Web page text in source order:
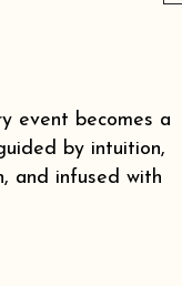
event becomes a
by intuition,
and infused with